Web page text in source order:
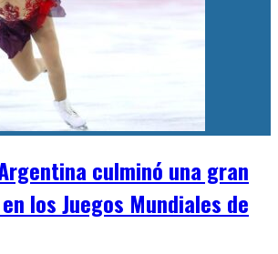
culminó una gran
los Juegos Mundiales de